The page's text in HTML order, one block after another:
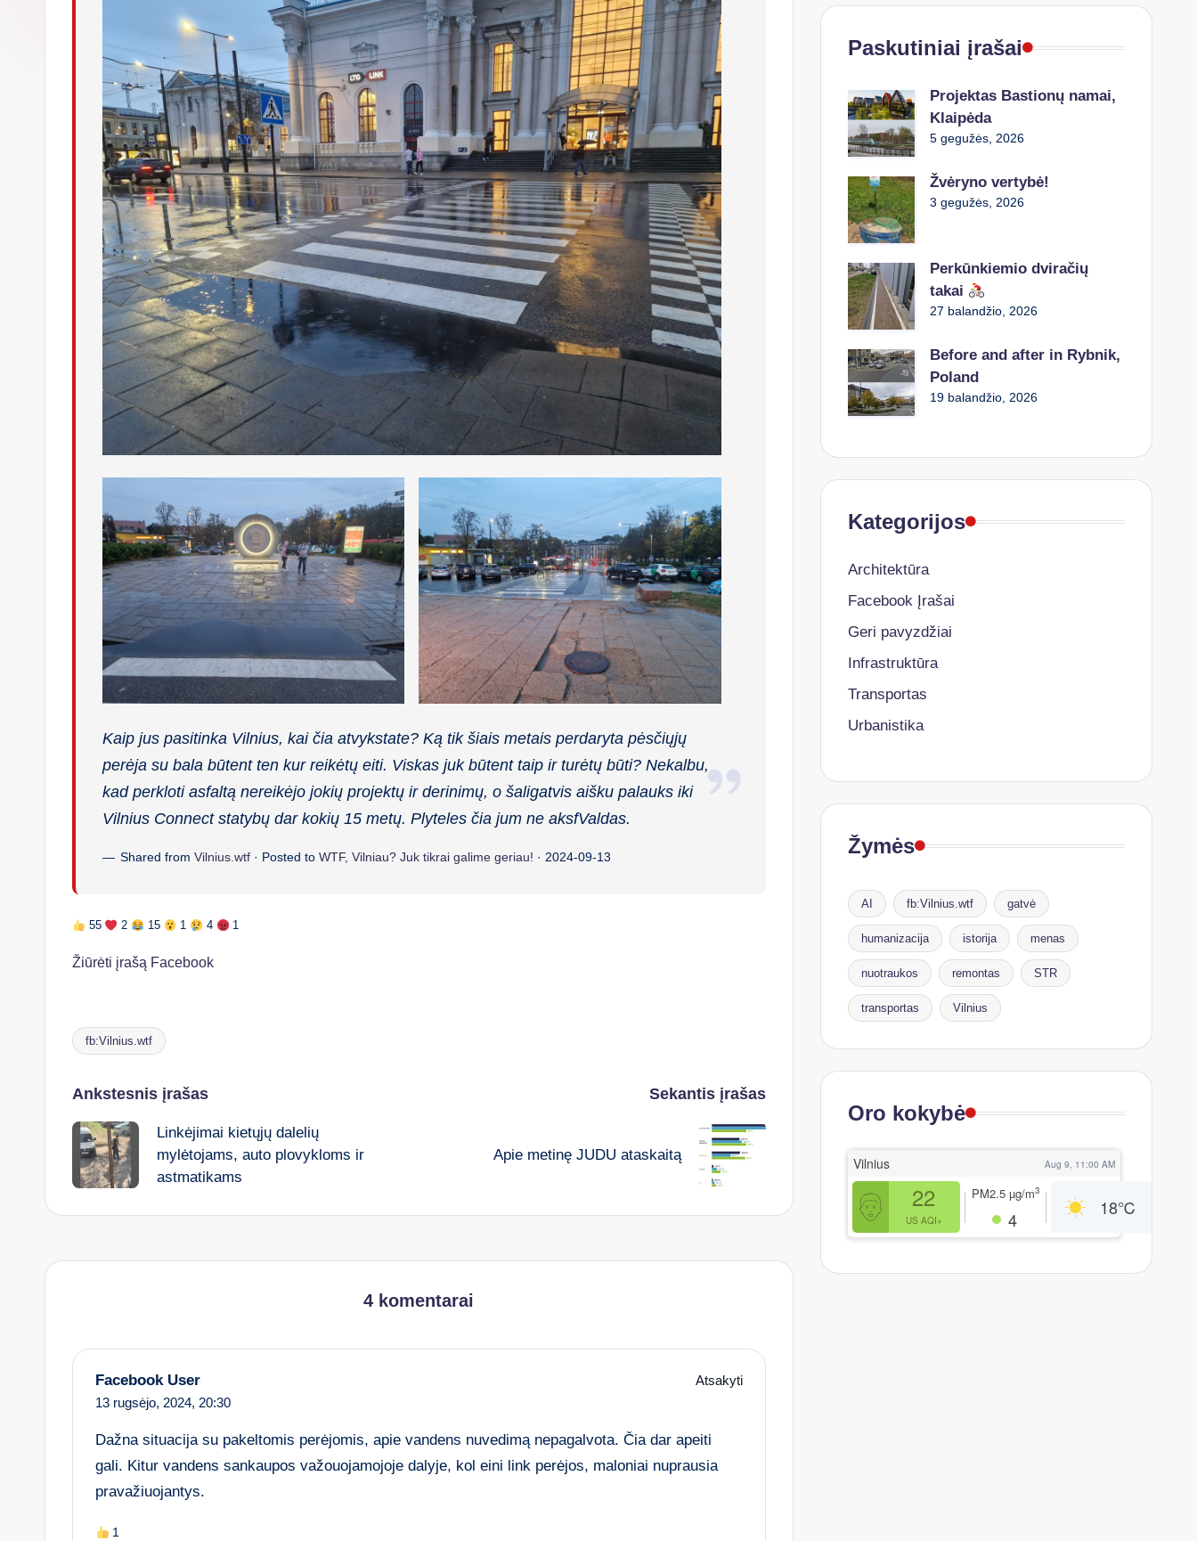
Kaip jus pasitinka Vilnius, kai čia atvykstate? Ką tik šiais metais perdaryta pėsčiųjų
perėja su bala būtent ten kur reikėtų eiti. Viskas juk būtent taip ir turėtų būti? Nekalbu,
kad perkloti asfaltą nereikėjo jokių projektų ir derinimų, o šaligatvis aišku palauks iki
Vilnius Connect statybų dar kokių 15 metų. Plyteles čia jum ne aksfValdas.
Shared from Vilnius.wtf · Posted to WTF, Vilniau? Juk tikrai galime geriau! · 2024-09-13
55 2 15 1 4 1
Žiūrėti įrašą Facebook
Tags:
fb:Vilnius.wtf
Post
navigation
Ankstesnis įrašas
Linkėjimai kietųjų dalelių
mylėtojams, auto plovykloms ir
astmatikams
Sekantis įrašas
Apie metinę JUDU ataskaitą
4 komentarai
Facebook User
Atsakyti
13 rugsėjo, 2024, 20:30
Dažna situacija su pakeltomis perėjomis, apie vandens nuvedimą nepagalvota. Čia dar apeiti
gali. Kitur vandens sankaupos važouojamojoje dalyje, kol eini link perėjos, maloniai nuprausia
pravažiuojantys.
1
Paskutiniai įrašai
Projektas Bastionų namai,
Klaipėda
5 gegužės, 2026
Žvėryno vertybė!
3 gegužės, 2026
Perkūnkiemio dviračių
takai
27 balandžio, 2026
Before and after in Rybnik,
Poland
19 balandžio, 2026
Kategorijos
Architektūra
Facebook Įrašai
Geri pavyzdžiai
Infrastruktūra
Transportas
Urbanistika
Žymės
AI fb:Vilnius.wtf gatvė
humanizacija istorija menas
nuotraukos remontas STR
transportas Vilnius
Oro kokybė
Vilnius Aug 9, 11:00 AM
22
US AQI+
PM2.5 µg/m3
4
18℃